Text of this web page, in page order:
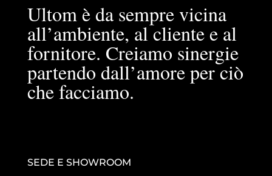
Ultom è da sempre vicina
all’ambiente, al cliente e al
fornitore. Creiamo sinergie
partendo dall’amore per ciò
che facciamo.
SEDE E SHOWROOM